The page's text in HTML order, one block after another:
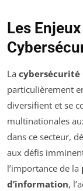
Les
La cybersécurité
particulièrement
diversifient et se
multinationales
dans ce secteur,
aux défis
l’importance de la
d’information,